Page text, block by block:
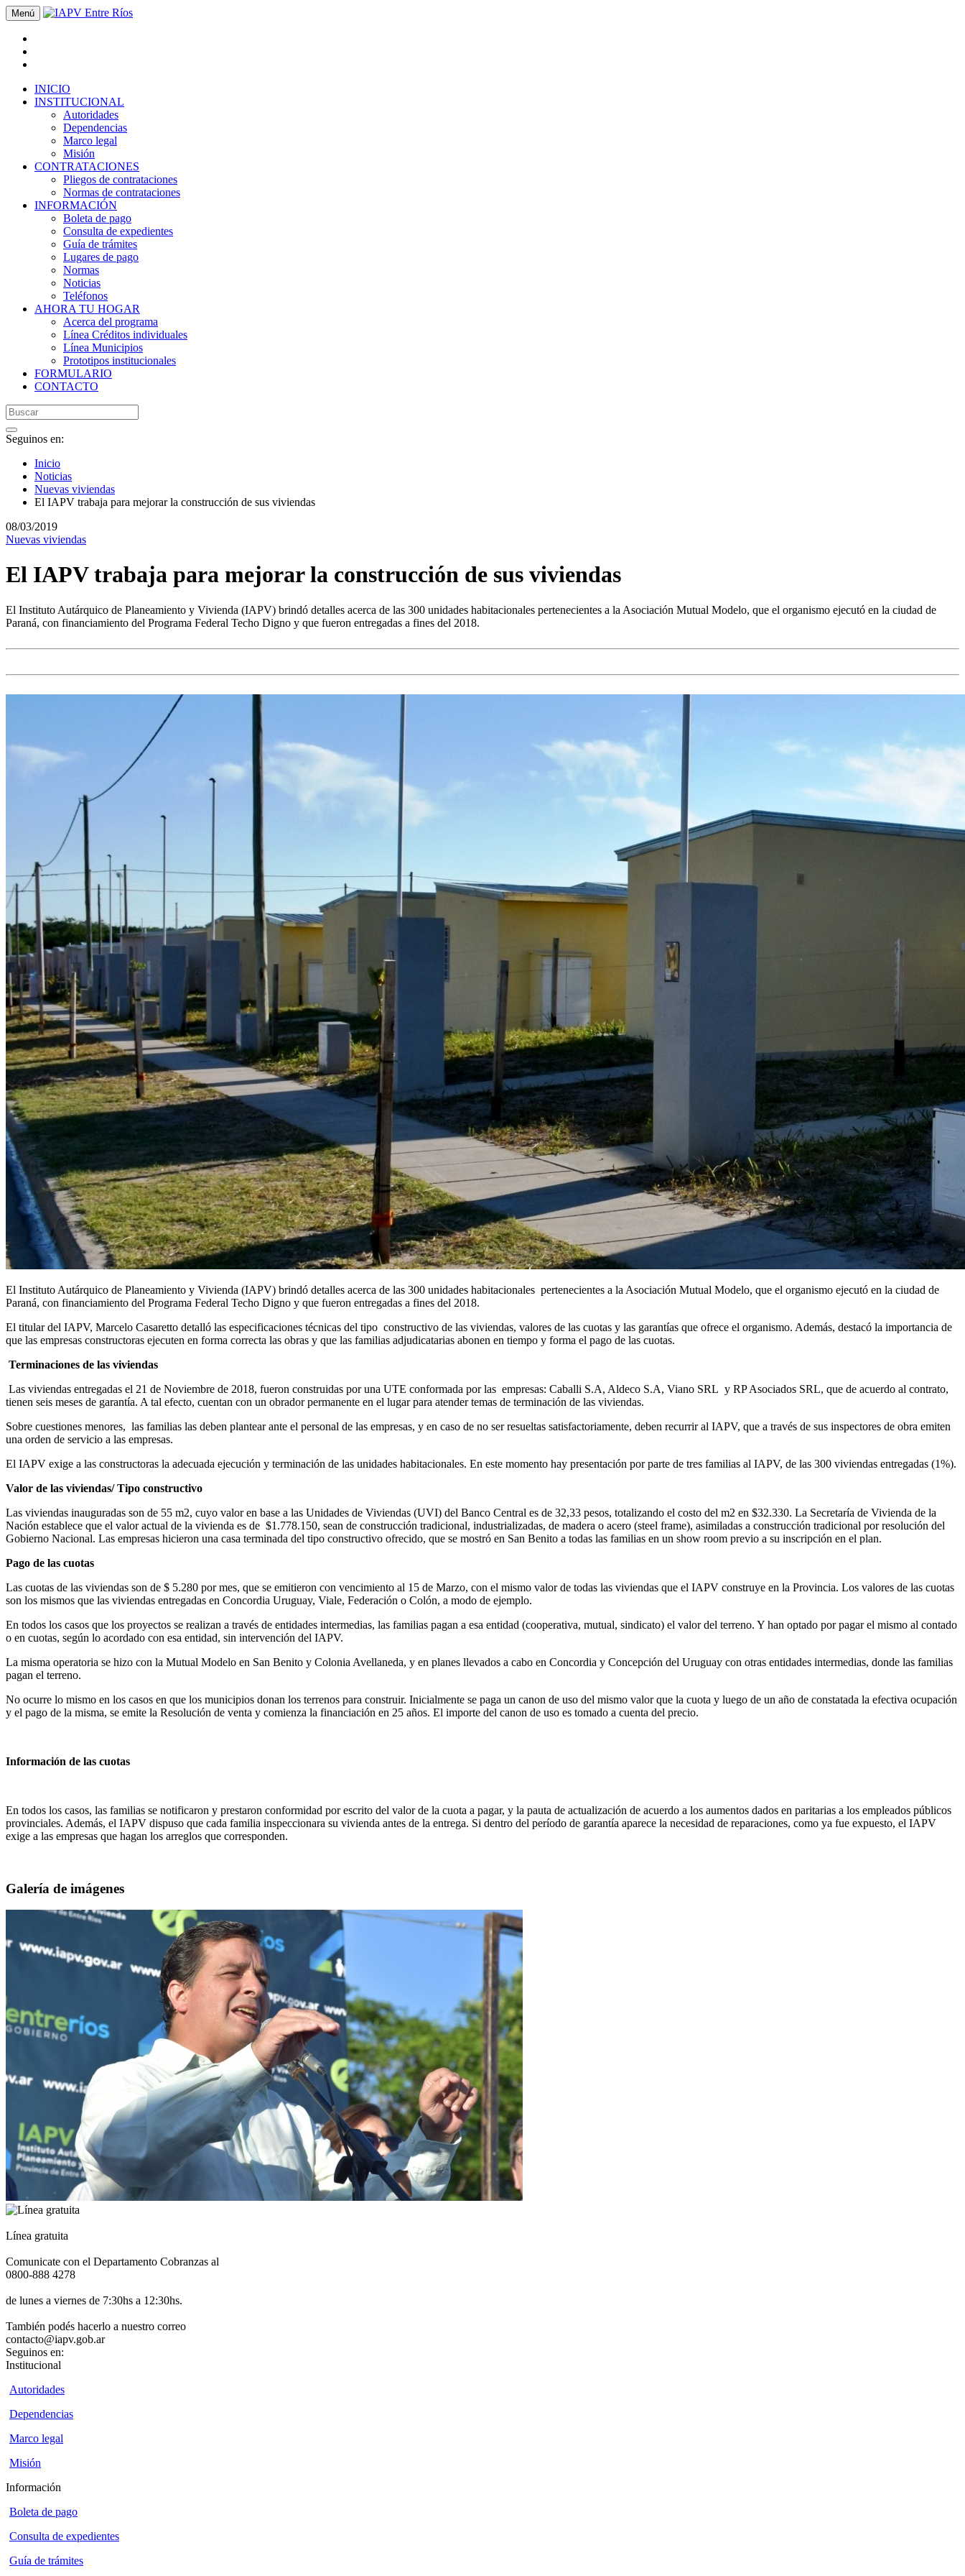
Menú
INICIO
INSTITUCIONAL
Autoridades
Dependencias
Marco legal
Misión
CONTRATACIONES
Pliegos de contrataciones
Normas de contrataciones
INFORMACIÓN
Boleta de pago
Consulta de expedientes
Guía de trámites
Lugares de pago
Normas
Noticias
Teléfonos
AHORA TU HOGAR
Acerca del programa
Línea Créditos individuales
Línea Municipios
Prototipos institucionales
FORMULARIO
CONTACTO
Seguinos en:
Inicio
Noticias
Nuevas viviendas
El IAPV trabaja para mejorar la construcción de sus viviendas
08/03/2019
Nuevas viviendas
El IAPV trabaja para mejorar la construcción de sus viviendas
El Instituto Autárquico de Planeamiento y Vivienda (IAPV) brindó detalles acerca de las 300 unidades habitacionales pertenecientes a la Asociación Mutual Modelo, que el organismo ejecutó en la ciudad de
Paraná, con financiamiento del Programa Federal Techo Digno y que fueron entregadas a fines del 2018.
El Instituto Autárquico de Planeamiento y Vivienda (IAPV) brindó detalles acerca de las 300 unidades habitacionales pertenecientes a la Asociación Mutual Modelo, que el organismo ejecutó en la ciudad de
Paraná, con financiamiento del Programa Federal Techo Digno y que fueron entregadas a fines del 2018.
El titular del IAPV, Marcelo Casaretto detalló las especificaciones técnicas del tipo constructivo de las viviendas, valores de las cuotas y las garantías que ofrece el organismo. Además, destacó la importancia de
que las empresas constructoras ejecuten en forma correcta las obras y que las familias adjudicatarias abonen en tiempo y forma el pago de las cuotas.
Terminaciones de las viviendas
Las viviendas entregadas el 21 de Noviembre de 2018, fueron construidas por una UTE conformada por las empresas: Caballi S.A, Aldeco S.A, Viano SRL y RP Asociados SRL, que de acuerdo al contrato,
tienen seis meses de garantía. A tal efecto, cuentan con un obrador permanente en el lugar para atender temas de terminación de las viviendas.
Sobre cuestiones menores, las familias las deben plantear ante el personal de las empresas, y en caso de no ser resueltas satisfactoriamente, deben recurrir al IAPV, que a través de sus inspectores de obra emiten
una orden de servicio a las empresas.
El IAPV exige a las constructoras la adecuada ejecución y terminación de las unidades habitacionales. En este momento hay presentación por parte de tres familias al IAPV, de las 300 viviendas entregadas (1%).
Valor de las viviendas/ Tipo constructivo
Las viviendas inauguradas son de 55 m2, cuyo valor en base a las Unidades de Viviendas (UVI) del Banco Central es de 32,33 pesos, totalizando el costo del m2 en $32.330. La Secretaría de Vivienda de la
Nación establece que el valor actual de la vivienda es de $1.778.150, sean de construcción tradicional, industrializadas, de madera o acero (steel frame), asimiladas a construcción tradicional por resolución del
Gobierno Nacional. Las empresas hicieron una casa terminada del tipo constructivo ofrecido, que se mostró en San Benito a todas las familias en un show room previo a su inscripción en el plan.
Pago de las cuotas
Las cuotas de las viviendas son de $ 5.280 por mes, que se emitieron con vencimiento al 15 de Marzo, con el mismo valor de todas las viviendas que el IAPV construye en la Provincia. Los valores de las cuotas
son los mismos que las viviendas entregadas en Concordia Uruguay, Viale, Federación o Colón, a modo de ejemplo.
En todos los casos que los proyectos se realizan a través de entidades intermedias, las familias pagan a esa entidad (cooperativa, mutual, sindicato) el valor del terreno. Y han optado por pagar el mismo al contado
o en cuotas, según lo acordado con esa entidad, sin intervención del IAPV.
La misma operatoria se hizo con la Mutual Modelo en San Benito y Colonia Avellaneda, y en planes llevados a cabo en Concordia y Concepción del Uruguay con otras entidades intermedias, donde las familias
pagan el terreno.
No ocurre lo mismo en los casos en que los municipios donan los terrenos para construir. Inicialmente se paga un canon de uso del mismo valor que la cuota y luego de un año de constatada la efectiva ocupación
y el pago de la misma, se emite la Resolución de venta y comienza la financiación en 25 años. El importe del canon de uso es tomado a cuenta del precio.
Información de las cuotas
En todos los casos, las familias se notificaron y prestaron conformidad por escrito del valor de la cuota a pagar, y la pauta de actualización de acuerdo a los aumentos dados en paritarias a los empleados públicos
provinciales. Además, el IAPV dispuso que cada familia inspeccionara su vivienda antes de la entrega. Si dentro del período de garantía aparece la necesidad de reparaciones, como ya fue expuesto, el IAPV
exige a las empresas que hagan los arreglos que corresponden.
Galería de imágenes
Línea gratuita
Comunicate con el Departamento Cobranzas al
0800-888 4278
de lunes a viernes de 7:30hs a 12:30hs.
También podés hacerlo a nuestro correo
contacto@iapv.gob.ar
Seguinos en:
Institucional
Autoridades
Dependencias
Marco legal
Misión
Información
Boleta de pago
Consulta de expedientes
Guía de trámites